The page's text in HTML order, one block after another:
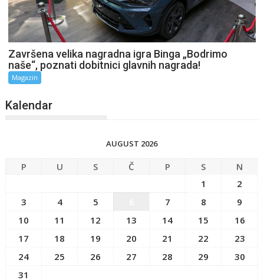
Završena velika nagradna igra Binga „Bodrimo
naše“, poznati dobitnici glavnih nagrada!
Magazin
Kalendar
AUGUST 2026
P U S Č P S
N
1
2
3
4 5 7 8
9
10
11 12 13 14 15
16
17
18 19 20 21 22
23
24
25 26 27 28 29
30
31